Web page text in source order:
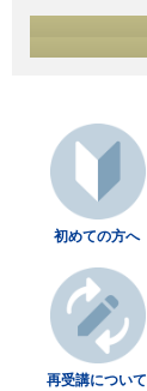
初めての方へ
再受講について